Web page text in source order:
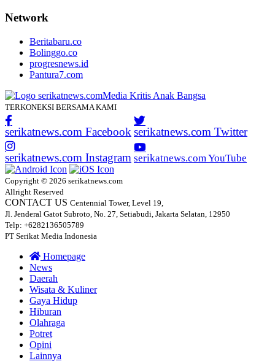
Network
Beritabaru.co
Bolinggo.co
progresnews.id
Pantura7.com
TERKONEKSI BERSAMA KAMI
serikatnews.com Facebook serikatnews.com Twitter
serikatnews.com Instagram serikatnews.com YouTube
Copyright © 2026 serikatnews.com
Allright Reserved
CONTACT US Centennial Tower, Level 19,
Jl. Jenderal Gatot Subroto, No. 27, Setiabudi, Jakarta Selatan, 12950
Telp: +6282136505789
PT Serikat Media Indonesia
Homepage
News
Daerah
Wisata & Kuliner
Gaya Hidup
Hiburan
Olahraga
Potret
Opini
Lainnya